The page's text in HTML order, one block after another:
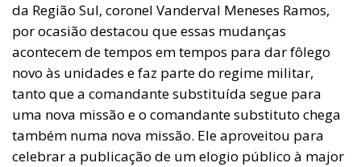
da Região Sul, coronel Vanderval Meneses Ramos,
por ocasião destacou que essas mudanças
acontecem de tempos em tempos para dar fôlego
novo às unidades e faz parte do regime militar,
tanto que a comandante substituída segue para
uma nova missão e o comandante substituto chega
também numa nova missão. Ele aproveitou para
celebrar a publicação de um elogio público à major